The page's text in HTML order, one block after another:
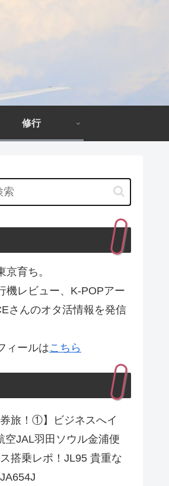
修行
育ち。
機レビュー、K-POPアー
さんのオタ活情報を発信
ィールはこちら
券旅！①】ビジネスへイ
空JAL羽田ソウル金浦便
搭乗レポ！JL95 貴重な